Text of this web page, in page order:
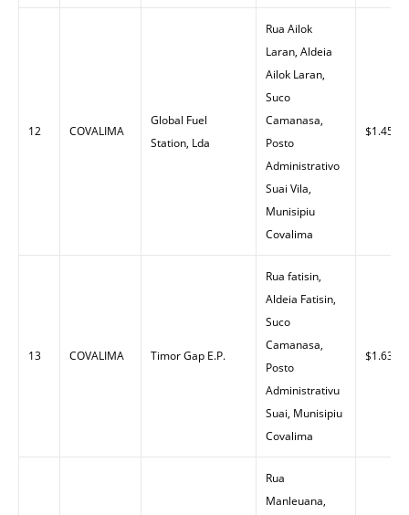
12 COVALIMA
Global Fuel
Station, Lda
Rua Ailok
Laran, Aldeia
Ailok Laran,
Suco
Camanasa,
Posto
Administrativo
Suai Vila,
Munisipiu
Covalima
$1.45
13 COVALIMA Timor Gap E.P.
Rua fatisin,
Aldeia Fatisin,
Suco
Camanasa,
Posto
Administrativu
Suai, Munisipiu
Covalima
$1.63
Rua
Manleuana,